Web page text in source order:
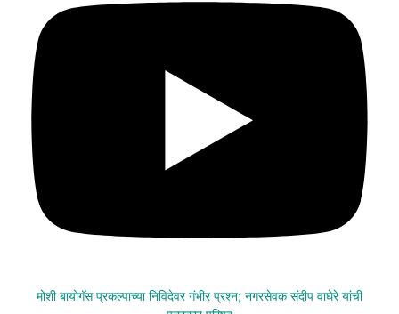
मोशी बायोगॅस प्रकल्पाच्या निविदेवर गंभीर प्रश्न; नगरसेवक संदीप वाघेरे यांची